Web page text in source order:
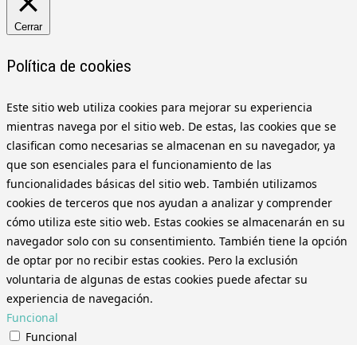
Cerrar
Política de cookies
Este sitio web utiliza cookies para mejorar su experiencia
mientras navega por el sitio web. De estas, las cookies que se
clasifican como necesarias se almacenan en su navegador, ya
que son esenciales para el funcionamiento de las
funcionalidades básicas del sitio web. También utilizamos
cookies de terceros que nos ayudan a analizar y comprender
cómo utiliza este sitio web. Estas cookies se almacenarán en su
navegador solo con su consentimiento. También tiene la opción
de optar por no recibir estas cookies. Pero la exclusión
voluntaria de algunas de estas cookies puede afectar su
experiencia de navegación.
Funcional
Funcional